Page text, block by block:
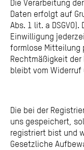
Die Verarbeitung
Daten erfolgt auf
Abs. 1 lit. a
Einwilligung
formlose Mitteilung
Rechtmäßigkeit
bleibt vom Widerruf
Die bei der
uns gespeichert,
registriert bist und
Gesetzliche